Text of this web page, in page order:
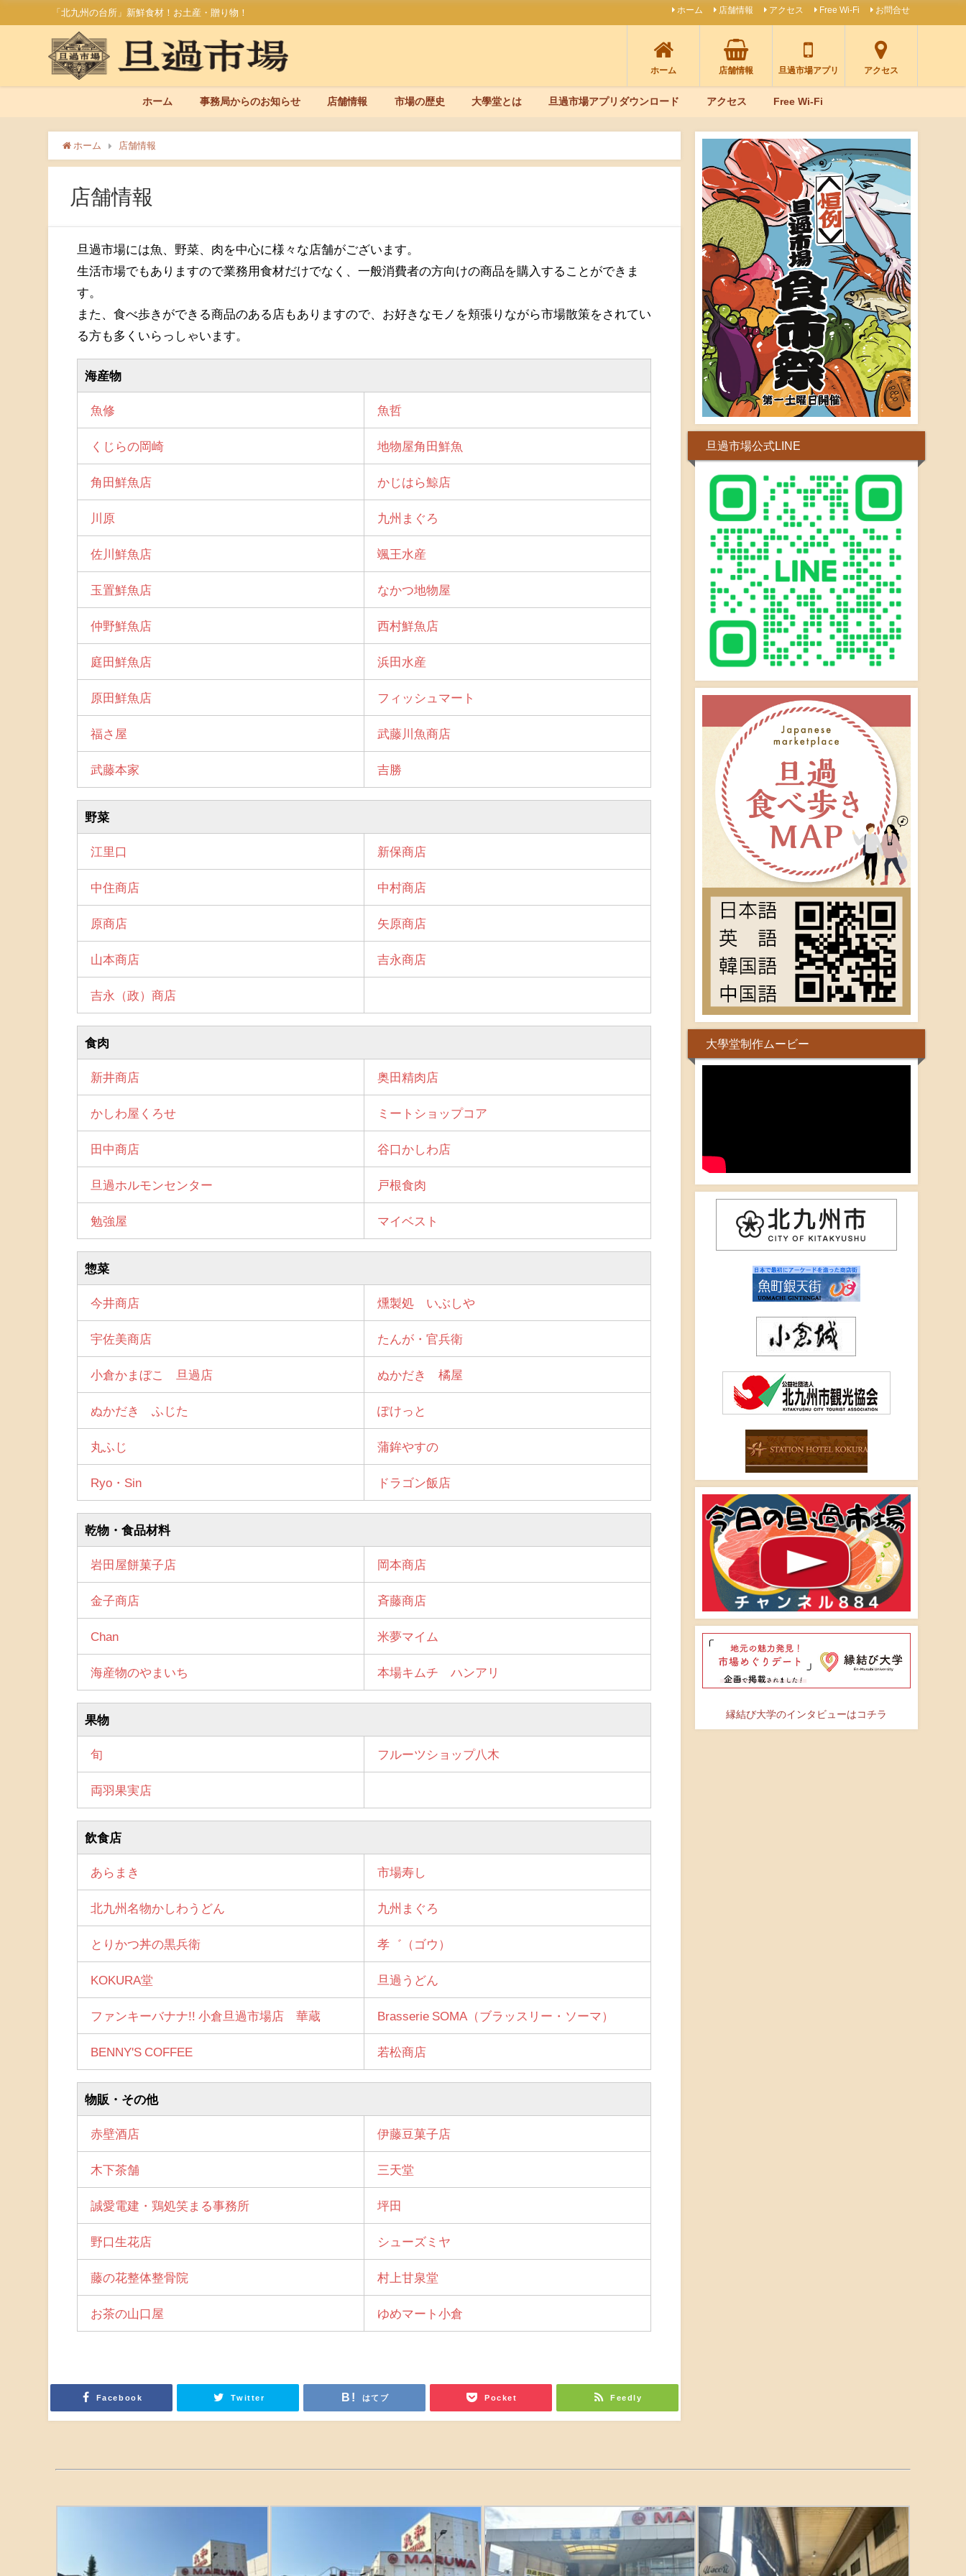
「北九州の台所」新鮮食材！お土産・贈り物！ ホーム 店舗情報 アクセス Free Wi-Fi お問合せ
ホーム 店舗情報 旦過市場アプリ アクセス
ホーム 事務局からのお知らせ 店舗情報 市場の歴史 大學堂とは 旦過市場アプリダウンロード アクセス Free Wi-Fi
ホーム 店舗情報
店舗情報
旦過市場には魚、野菜、肉を中心に様々な店舗がございます。
生活市場でもありますので業務用食材だけでなく、一般消費者の方向けの商品を購入することができま
す。
また、食べ歩きができる商品のある店もありますので、お好きなモノを頬張りながら市場散策をされてい
る方も多くいらっしゃいます。
海産物
魚修 魚哲
くじらの岡崎 地物屋角田鮮魚
角田鮮魚店 かじはら鯨店
川原 九州まぐろ
佐川鮮魚店 颯王水産
玉置鮮魚店 なかつ地物屋
仲野鮮魚店 西村鮮魚店
庭田鮮魚店 浜田水産
原田鮮魚店 フィッシュマート
福さ屋 武藤川魚商店
武藤本家 吉勝
野菜
江里口 新保商店
中住商店 中村商店
原商店 矢原商店
山本商店 吉永商店
吉永（政）商店
食肉
新井商店 奥田精肉店
かしわ屋くろせ ミートショップコア
田中商店 谷口かしわ店
旦過ホルモンセンター 戸根食肉
勉強屋 マイベスト
惣菜
今井商店 燻製処 いぶしや
宇佐美商店 たんが・官兵衛
小倉かまぼこ 旦過店 ぬかだき 橘屋
ぬかだき ふじた ぽけっと
丸ふじ 蒲鉾やすの
Ryo・Sin ドラゴン飯店
乾物・食品材料
岩田屋餅菓子店 岡本商店
金子商店 斉藤商店
Chan 米夢マイム
海産物のやまいち 本場キムチ ハンアリ
果物
旬 フルーツショップ八木
両羽果実店
飲食店
あらまき 市場寿し
北九州名物かしわうどん 九州まぐろ
とりかつ丼の黒兵衛 孝゛（ゴウ）
KOKURA堂 旦過うどん
ファンキーバナナ!! 小倉旦過市場店 華蔵 Brasserie SOMA（ブラッスリー・ソーマ）
BENNY'S COFFEE 若松商店
物販・その他
赤壁酒店 伊藤豆菓子店
木下茶舗 三天堂
誠愛電建・鶏処笑まる事務所 坪田
野口生花店 シューズミヤ
藤の花整体整骨院 村上甘泉堂
お茶の山口屋 ゆめマート小倉
Facebook Twitter はてブ Pocket Feedly
旦過市場公式LINE
大學堂制作ムービー
縁結び大学のインタビューはコチラ